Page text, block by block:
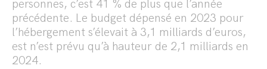
personnes, c’est 41 % de plus que l’année
précédente. Le budget dépensé en 2023 pour
l’hébergement s’élevait à 3,1 milliards d’euros,
est n’est prévu qu’à hauteur de 2,1 milliards en
2024.